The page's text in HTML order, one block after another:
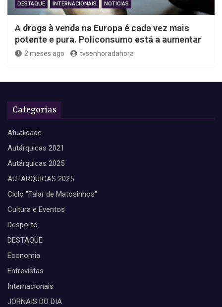
DESTAQUE INTERNACIONAIS NOTICIAS
A droga à venda na Europa é cada vez mais
potente e pura. Policonsumo está a aumentar
2 meses ago tvsenhoradahora
Categorias
Atualidade
Autárquicas 2021
Autárquicas 2025
AUTARQUICAS 2025
Ciclo "Falar de Matosinhos"
Cultura e Eventos
Desporto
DESTAQUE
Economia
Entrevistas
Internacionais
JORNAIS DO DIA